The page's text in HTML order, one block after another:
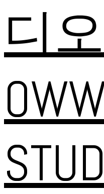
디오